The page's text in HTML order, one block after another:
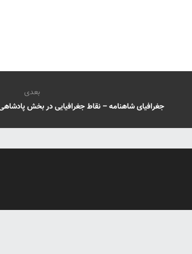
بعدی
جغرافیای شاهنامه – نقاط جغرافیایی در بخش